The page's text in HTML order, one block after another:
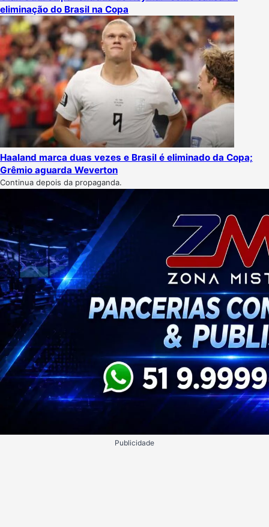
eliminação do Brasil na Copa
Haaland marca duas vezes e Brasil é eliminado da Copa;
Grêmio aguarda Weverton
Continua depois da propaganda.
Publicidade